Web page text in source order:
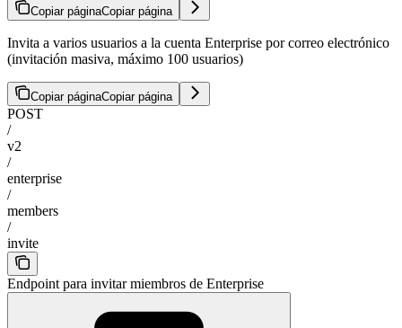
Copiar páginaCopiar página
Invita a varios usuarios a la cuenta Enterprise por correo electrónico
(invitación masiva, máximo 100 usuarios)
Copiar páginaCopiar página
POST
/
v2
/
enterprise
/
members
/
invite
Endpoint para invitar miembros de Enterprise